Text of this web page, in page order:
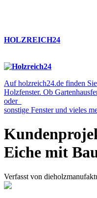
HOLZREICH24
Auf holzreich24.de finden
Holzfenster. Ob
oder
sonstige Fenster und vieles
Eiche mit
Verfasst von